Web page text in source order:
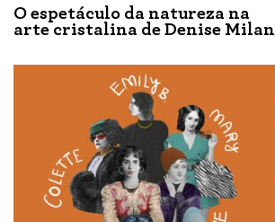
O espetáculo da natureza na
arte cristalina de Denise Milan